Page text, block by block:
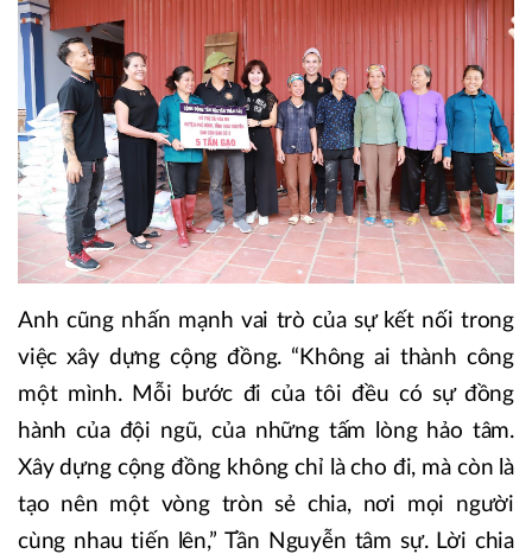
Anh cũng nhấn mạnh vai trò của sự kết nối trong
việc xây dựng cộng đồng. “Không ai thành công
một mình. Mỗi bước đi của tôi đều có sự đồng
hành của đội ngũ, của những tấm lòng hảo tâm.
Xây dựng cộng đồng không chỉ là cho đi, mà còn là
tạo nên một vòng tròn sẻ chia, nơi mọi người
cùng nhau tiến lên,” Tần Nguyễn tâm sự. Lời chia